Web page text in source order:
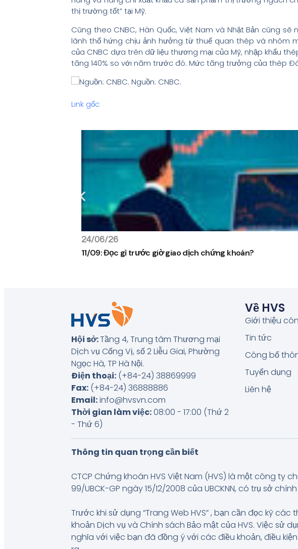
thị trường tốt” tại Mỹ.
Cũng theo CNBC, Hàn Quốc, Việt Nam và Nhật Bản cũng
lãnh thổ hứng chịu ảnh hưởng từ thuế quan thép và nhôm
của CNBC dựa trên dữ liệu thương mại của Mỹ, nhập khẩu
tăng 140% so với năm trước đó. Mức tăng trưởng của thép
Nguồn: CNBC.
Link gốc
24/06/26
11/09: Đọc gì trước giờ giao dịch chứng khoán?
Hội sở:Tầng 4, Trung tâm Thương mại
Dịch vụ Cống Vị, số 2 Liễu Giai, Phường
Ngọc Hà, TP Hà Nội.
Điện thoại:(+84-24) 38869999
Fax:(+84-24) 36888886
Email:info@hvsvn.com
Thời gian làm việc:08:00 - 17:00 (Thứ 2
- Thứ 6)
Về HVS
Giới thiệu
Tin tức
Công bố
Tuyển dụng
Liên hệ
Thông tin quan trọng cần biết
CTCP Chứng khoán HVS Việt Nam (HVS) là một công
99/UBCK-GP ngày 15/12/2008 của UBCKNN, có trụ sở
Trước khi sử dụng “Trang Web HVS” , bạn cần đọc kỹ
khoản Dịch vụ và Chính sách Bảo mật của HVS. Việc sử
nghĩa với việc bạn đã đồng ý với các điều khoản, điều